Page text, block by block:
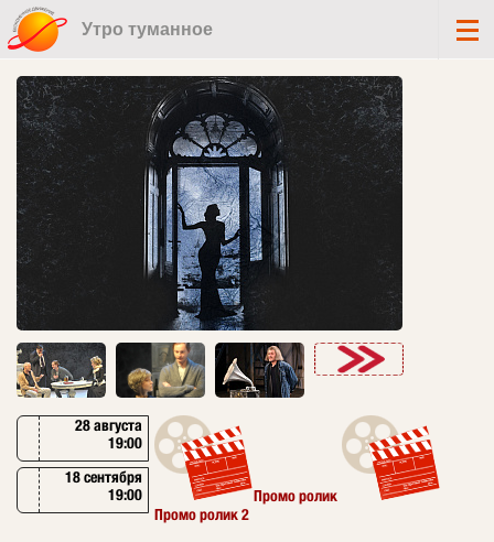
Утро туманное
28 августа
19:00
18 сентября
19:00
Промо ролик
Промо ролик 2